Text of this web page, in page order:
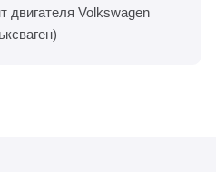
двигателя Volkswagen